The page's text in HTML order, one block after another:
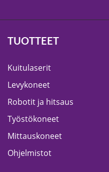
TUOTTEET
Kuitulaserit
Levykoneet
Robotit ja hitsaus
Työstökoneet
Mittauskoneet
Ohjelmistot